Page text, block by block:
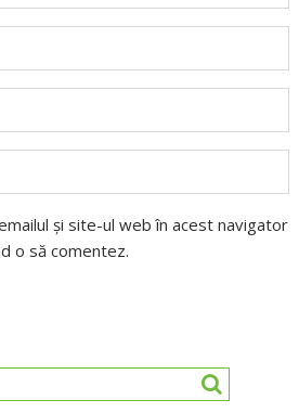
și site-ul web în acest navigator
o să comentez.